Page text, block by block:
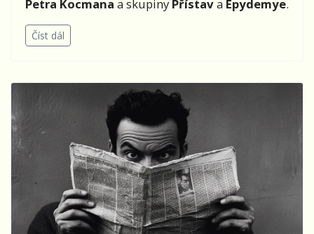
Petra Kocmana a skupiny Přístava Epydemye.
Číst dál